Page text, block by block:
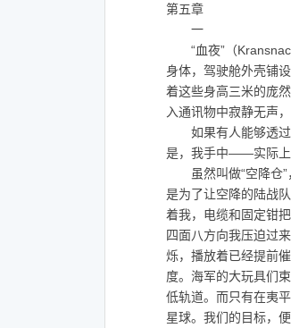
第五章
一
“血夜”（
身体，驾驶舱外壳铺
着这些身高三米的庞
入通讯物中寂静无声
如果有人能够透过
是，我手中——实际上
虽然叫做“空降仓”
是为了让空降的陆战
着我，电缆和固定钳
四面八方向我压迫过
烁，播放着已经提前
度。海军的大玩具们
低轨道。而只有在夷
星球。我们的目标，